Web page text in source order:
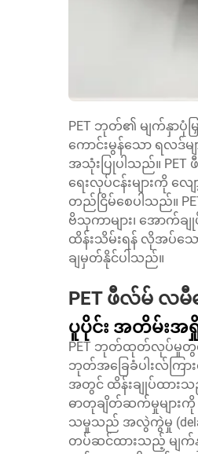
PET ဘုတ်၏ မျက်နှာပုံ
ကောင်းမွန်သော ရလဒ်
အသုံးပြုပါသည်။ PET
ရေးလုပ်ငန်းများကို လ
တည်ငြိမ်စေပါသည်။
ဗိသုကာများ၊ အောက်
ထိန်းသိမ်းရန် လိုအပ်သေ
ချမှတ်နိုင်ပါသည်။
PET ဖီလ်မ် လမီ
ပူပိုင်း အတိမ်းအ
PET ဘုတ်ထုတ်လုပ်မှုတွ
ဘုတ်အခြေခံပါးလ်က
အတွင် ထိန်းချုပ်ထားသည့်
ဓာတုချိတ်ဆက်မှုများကို
သမှုသည် အလွဲကွဲမှု
တပ်ဆင်ထားသည့် မျက်နှ